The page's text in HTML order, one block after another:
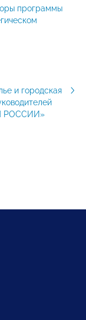
программы
и городская
РОССИИ»